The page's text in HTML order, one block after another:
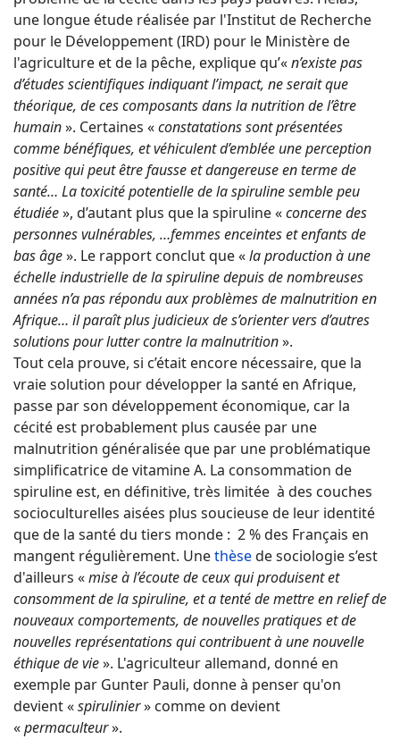
une longue étude réalisée par l'Institut de Recherche
pour le Développement (IRD) pour le Ministère de
l'agriculture et de la pêche, explique qu’«n’existe pas
d’études scientifiques indiquant l’impact, ne serait que
théorique, de ces composants dans la nutrition de l’être
humain». Certaines «constatations sont présentées
comme bénéfiques, et véhiculent d’emblée une perception
positive qui peut être fausse et dangereuse en terme de
santé… La toxicité potentielle de la spiruline semble peu
étudiée», d’autant plus que la spiruline «concerne des
personnes vulnérables, …femmes enceintes et enfants de
bas âge». Le rapport conclut que «la production à une
échelle industrielle de la spiruline depuis de nombreuses
années n’a pas répondu aux problèmes de malnutrition en
Afrique… il paraît plus judicieux de s’orienter vers d’autres
solutions pour lutter contre la malnutrition».
Tout cela prouve, si c’était encore nécessaire, que la
vraie solution pour développer la santé en Afrique,
passe par son développement économique, car la
cécité est probablement plus causée par une
malnutrition généralisée que par une problématique
simplificatrice de vitamine A. La consommation de
spiruline est, en définitive, très limitée à des couches
socioculturelles aisées plus soucieuse de leur identité
que de la santé du tiers monde : 2 % des Français en
mangent régulièrement. Unethèsede sociologie s’est
d'ailleurs «mise à l’écoute de ceux qui produisent et
consomment de la spiruline, et a tenté de mettre en relief de
nouveaux comportements, de nouvelles pratiques et de
nouvelles représentations qui contribuent à une nouvelle
éthique de vie». L'agriculteur allemand, donné en
exemple par Gunter Pauli, donne à penser qu'on
devient «spirulinier» comme on devient
«permaculteur».